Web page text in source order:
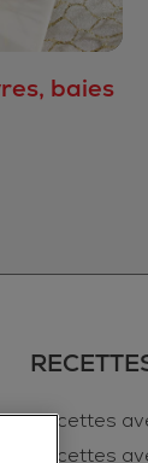
baies
Recettes
Recettes